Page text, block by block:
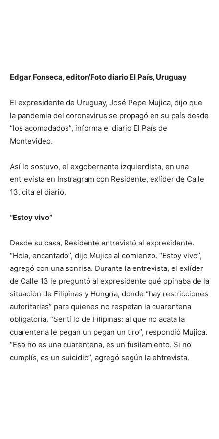
Edgar Fonseca, editor/Foto diario El País, Uruguay
El expresidente de Uruguay, José Pepe Mujica, dijo que
la pandemia del coronavirus se propagó en su país desde
“los acomodados”, informa el diario El País de
Montevideo.
Así lo sostuvo, el exgobernante izquierdista, en una
entrevista en Instragram con Residente, exlíder de Calle
13, cita el diario.
“Estoy vivo”
Desde su casa, Residente entrevistó al expresidente.
“Hola, encantado”, dijo Mujica al comienzo. “Estoy vivo”,
agregó con una sonrisa. Durante la entrevista, el exlíder
de Calle 13 le preguntó al expresidente qué opinaba de la
situación de Filipinas y Hungría, donde “hay restricciones
autoritarias” para quienes no respetan la cuarentena
obligatoria. “Sentí lo de Filipinas: al que no acata la
cuarentena le pegan un pegan un tiro”, respondió Mujica.
“Eso no es una cuarentena, es un fusilamiento. Si no
cumplís, es un suicidio”, agregó según la ehtrevista.